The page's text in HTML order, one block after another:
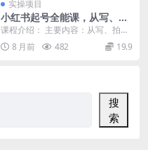
实操项目
小红书起号全能课，从写、
拍、运营到变现全流程覆盖，
课程介绍： 主要内容：从写、拍、
运营到变现全流程覆盖，新手也能
快速上手～不管是v...
8 月前 482 19.9
搜
索